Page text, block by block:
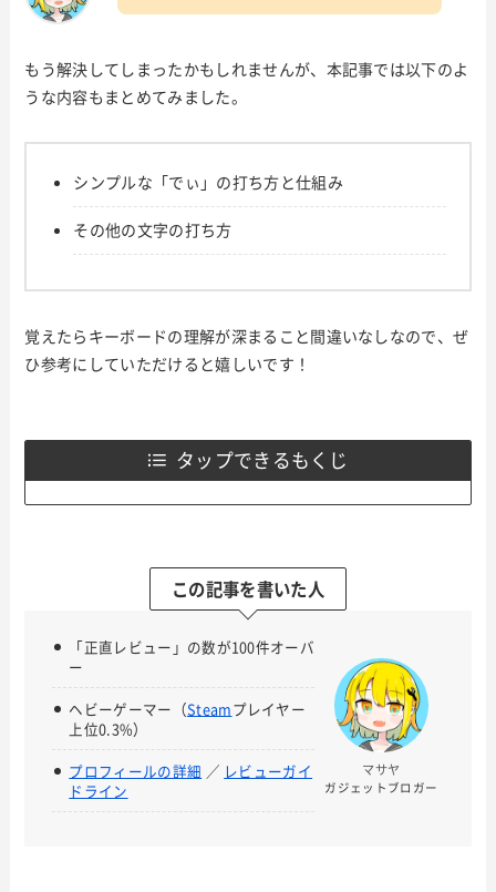
もう解決してしまったかもしれませんが、本記事では以下のよ
うな内容もまとめてみました。
シンプルな「でぃ」の打ち方と仕組み
その他の文字の打ち方
覚えたらキーボードの理解が深まること間違いなしなので、ぜ
ひ参考にしていただけると嬉しいです！
タップできるもくじ
この記事を書いた人
「正直レビュー」の数が100件オーバ
ー
ヘビーゲーマー（Steamプレイヤー
上位0.3%）
プロフィールの詳細 ／ レビューガイ
ドライン
マサヤ
ガジェットブロガー